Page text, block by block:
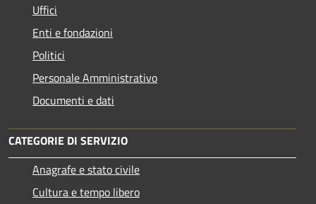
Uffici
Enti e fondazioni
Politici
Personale Amministrativo
Documenti e dati
CATEGORIE DI SERVIZIO
Anagrafe e stato civile
Cultura e tempo libero